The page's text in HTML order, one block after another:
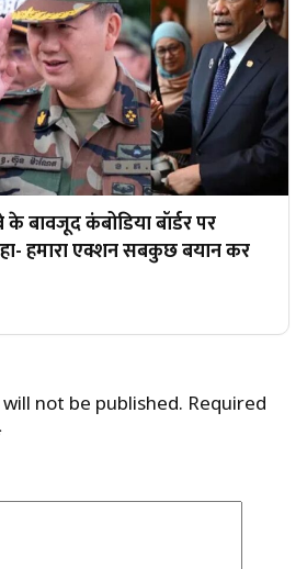
बावजूद कंबोडिया बॉर्डर पर
हमारा एक्शन सबकुछ बयान कर
not be published. Required